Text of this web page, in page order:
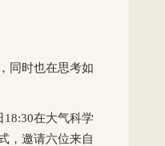
同时也在思考如
在大气科学
，邀请六位来自